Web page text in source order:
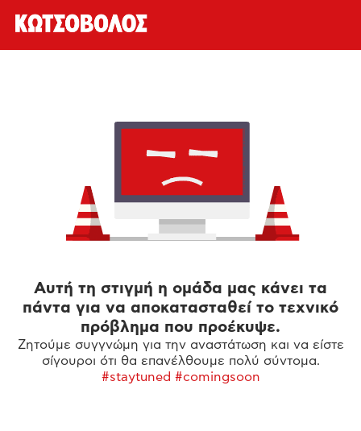
Αυτή τη στιγμή η ομάδα μας κάνει τα
πάντα για να αποκατασταθεί το τεχνικό
πρόβλημα που προέκυψε.
Ζητούμε συγγνώμη για την αναστάτωση και να είστε
σίγουροι ότι θα επανέλθουμε πολύ σύντομα.
#staytuned #comingsoon